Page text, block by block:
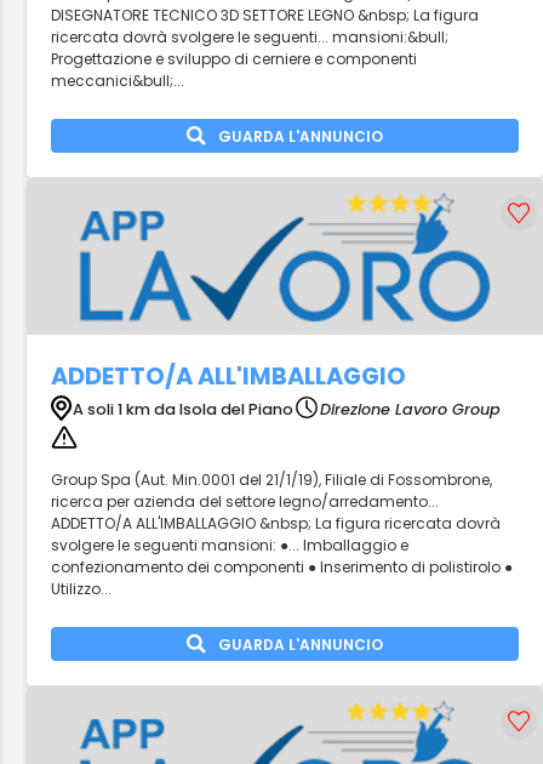
DISEGNATORE TECNICO 3D SETTORE LEGNO &nbsp; La figura
ricercata dovrà svolgere le seguenti... mansioni:&bull;
Progettazione e sviluppo di cerniere e componenti
meccanici&bull;...
GUARDA L'ANNUNCIO
ADDETTO/A ALL'IMBALLAGGIO
A soli 1 km da Isola del Piano Direzione Lavoro Group
Group Spa (Aut. Min.0001 del 21/1/19), Filiale di Fossombrone,
ricerca per azienda del settore legno/arredamento...
ADDETTO/A ALL'IMBALLAGGIO &nbsp; La figura ricercata dovrà
svolgere le seguenti mansioni: ●... Imballaggio e
confezionamento dei componenti ● Inserimento di polistirolo ●
Utilizzo...
GUARDA L'ANNUNCIO